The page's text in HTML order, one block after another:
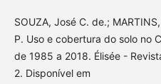
SOUZA, José C. de.;
P. Uso e cobertura do solo no
de 1985 a 2018. Élisée -
2. Disponível em